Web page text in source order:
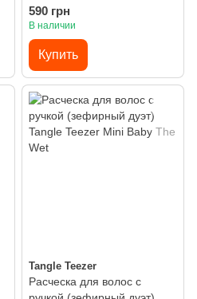
590 грн
В наличии
Купить
Tangle Teezer
Расческа для волос с